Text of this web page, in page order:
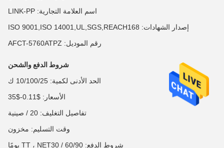
اسم العلامة التجارية: LINK-PP
إصدار الشهادات: ISO 9001,ISO 14001,UL,SGS,REACH168
رقم الموديل: AFCT-5760ATPZ
شروط الدفع والشحن
الحد الأدنى لكمية: 10/100/25 ك
الأسعار: $0.11-$35
تفاصيل التغليف: 20 / صينية
وقت التسليم: مخزون
شروط الدفع: TT ، NET30 / 60/90 يومًا